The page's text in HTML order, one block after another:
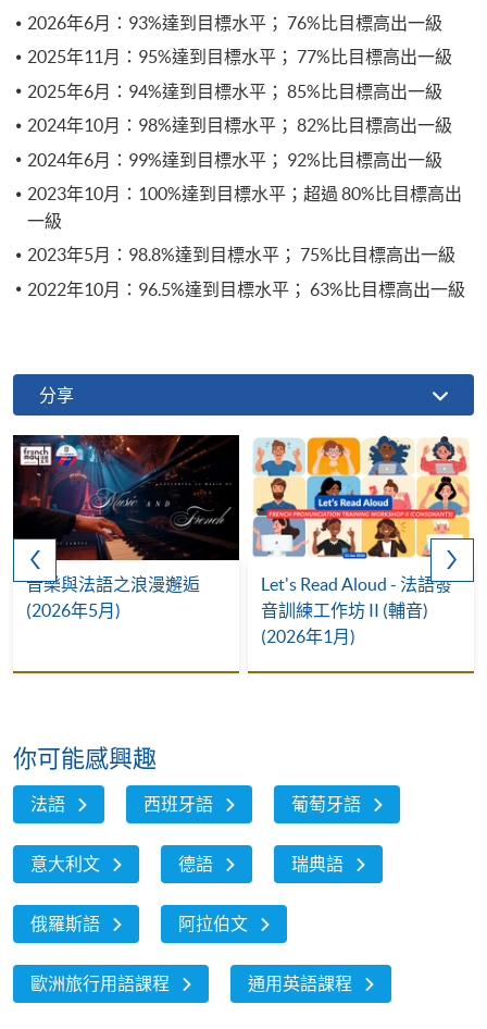
2026年6月：93%達到目標水平； 76%比目標高出一級
2025年11月：95%達到目標水平； 77%比目標高出一級
2025年6月：94%達到目標水平； 85%比目標高出一級
2024年10月：98%達到目標水平； 82%比目標高出一級
2024年6月：99%達到目標水平； 92%比目標高出一級
2023年10月：100%達到目標水平；超過 80%比目標高出
一級
2023年5月：98.8%達到目標水平； 75%比目標高出一級
2022年10月：96.5%達到目標水平； 63%比目標高出一級
分享
音樂與法語之浪漫邂逅
(2026年5月)
Let's Read Aloud - 法語發
音訓練工作坊 II (輔音)
(2026年1月)
你可能感興趣
法語 西班牙語 葡萄牙語
意大利文 德語 瑞典語
俄羅斯語 阿拉伯文
歐洲旅行用語課程 通用英語課程